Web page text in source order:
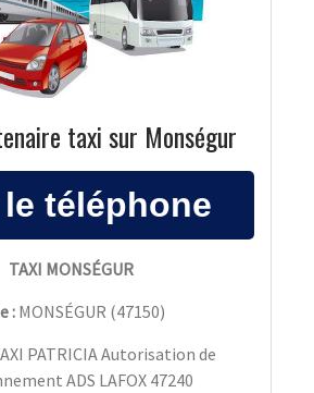
taxi sur Monségur
TAXI MONSÉGUR
:MONSÉGUR (47150)
PATRICIA Autorisation de
ADS LAFOX 47240